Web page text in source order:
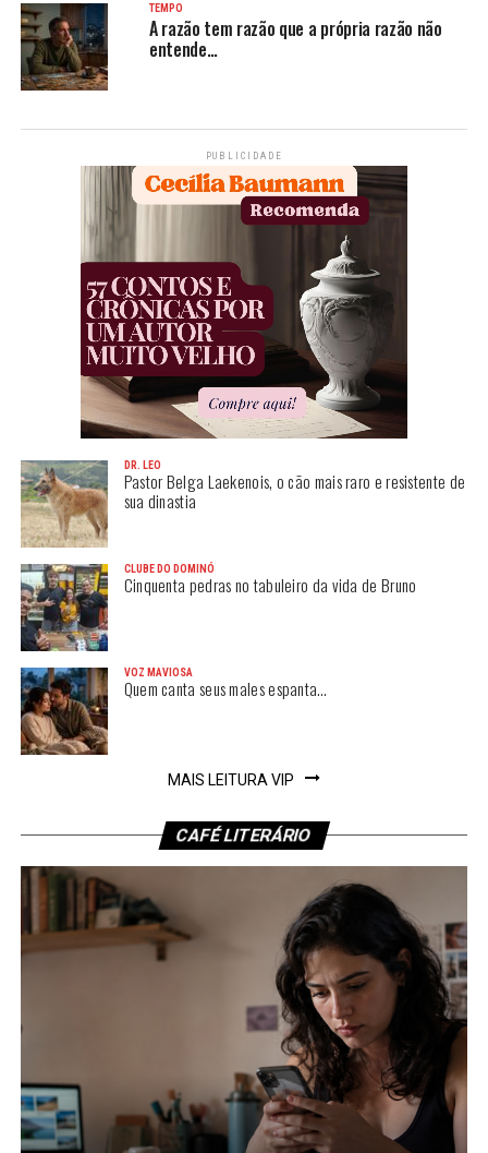
TEMPO
A razão tem razão que a própria razão não
entende…
PUBLICIDADE
DR. LEO
Pastor Belga Laekenois, o cão mais raro e resistente de
sua dinastia
CLUBE DO DOMINÓ
Cinquenta pedras no tabuleiro da vida de Bruno
VOZ MAVIOSA
Quem canta seus males espanta…
MAIS LEITURA VIP
CAFÉ LITERÁRIO